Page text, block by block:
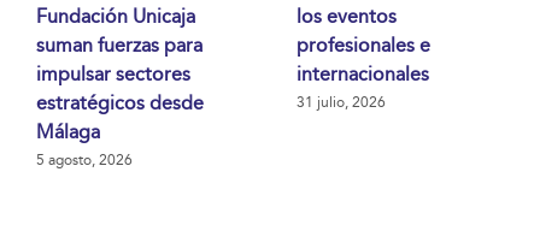
Fundación Unicaja
suman fuerzas para
impulsar sectores
estratégicos desde
Málaga
5 agosto, 2026
los eventos
profesionales e
internacionales
31 julio, 2026